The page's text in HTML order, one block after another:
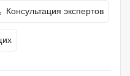
Консультация экспертов